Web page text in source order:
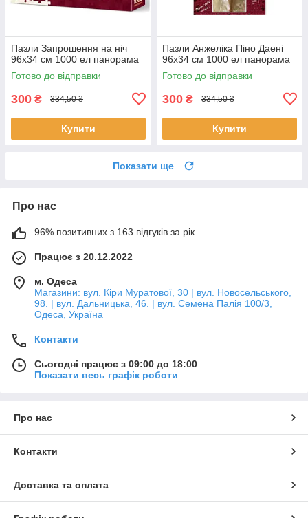
Пазли Запрошення на ніч
96х34 см 1000 ел панорама
Готово до відправки
300 ₴ 334,50 ₴
Купити
Пазли Анжеліка Піно Даені
96х34 см 1000 ел панорама
Готово до відправки
300 ₴ 334,50 ₴
Купити
Показати ще
Про нас
96% позитивних з 163 відгуків за рік
Працює з 20.12.2022
м. Одеса
Магазини: вул. Кіри Муратової, 30 | вул. Новосельського,
98. | вул. Дальницька, 46. | вул. Семена Палія 100/3,
Одеса, Україна
Контакти
Сьогодні працює з 09:00 до 18:00
Показати весь графік роботи
Про нас
Контакти
Доставка та оплата